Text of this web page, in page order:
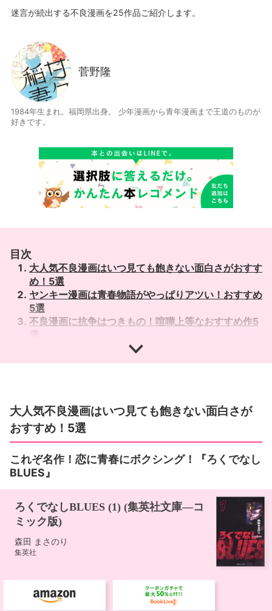
菅野隆
1984年生まれ。福岡県出身。 少年漫画から青年漫画まで王道のものが
好きです。
目次
大人気不良漫画はいつ見ても飽きない面白さがおすす
め！5選
ヤンキー漫画は青春物語がやっぱりアツい！おすすめ
5選
不良漫画に抗争はつきもの！喧嘩上等なおすすめ作5
選
男らしく生きるヤンキー達がかっこいい！おすすめ漫
画5選
大人気不良漫画はいつ見ても飽きない面白さが
おすすめ！5選
これぞ名作！恋に青春にボクシング！『ろくでなし
BLUES』